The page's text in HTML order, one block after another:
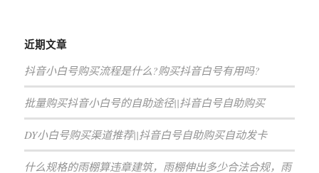
近期文章
抖音小白号购买流程是什么?购买抖音白号有用吗?
批量购买抖音小白号的自助途径||抖音白号自助购买
DY小白号购买渠道推荐||抖音白号自助购买自动发卡
什么规格的雨棚算违章建筑，雨棚伸出多少合法合规，雨